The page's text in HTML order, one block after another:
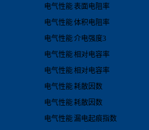
电气性能表面电阻率
电气性能体积电阻率
电气性能介电强度3
电气性能相对电容率
电气性能相对电容率
电气性能耗散因数
电气性能耗散因数
电气性能漏电起痕指数